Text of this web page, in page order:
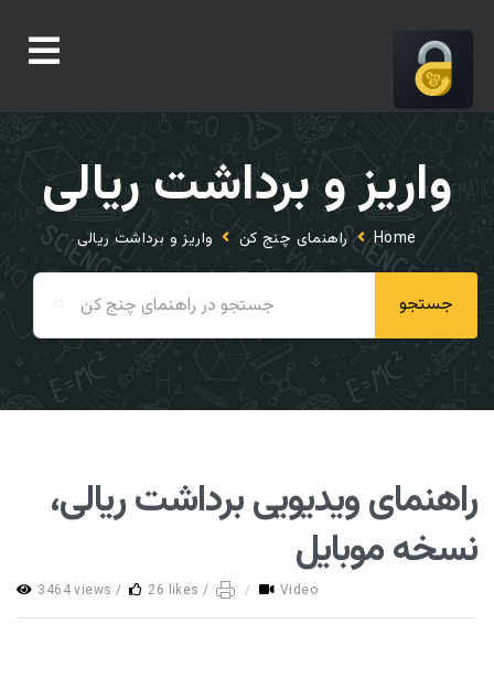
واریز و برداشت ریالی
Home راهنمای چنج کن واریز و برداشت ریالی
راهنمای ویدیویی برداشت ریالی،
نسخه موبایل
3464 views / 26 likes / / Video